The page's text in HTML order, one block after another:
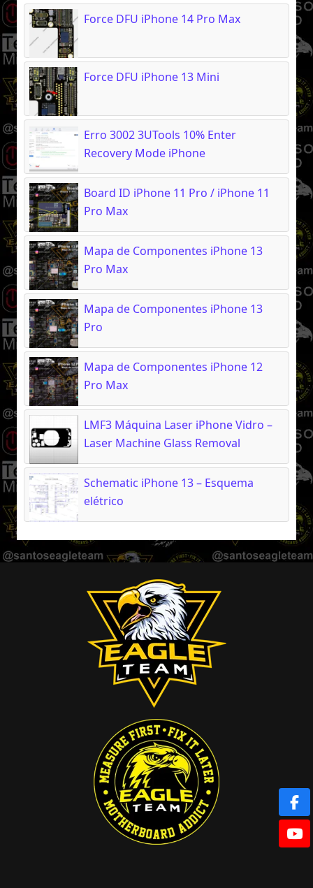
Force DFU iPhone 14 Pro Max
Force DFU iPhone 13 Mini
Erro 3002 3UTools 10% Enter
Recovery Mode iPhone
Board ID iPhone 11 Pro / iPhone 11
Pro Max
Mapa de Componentes iPhone 13
Pro Max
Mapa de Componentes iPhone 13
Pro
Mapa de Componentes iPhone 12
Pro Max
LMF3 Máquina Laser iPhone Vidro –
Laser Machine Glass Removal
Schematic iPhone 13 – Esquema
elétrico